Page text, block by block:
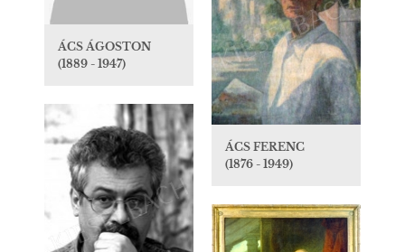
ÁCS ÁGOSTON
(1889 - 1947)
ÁCS FERENC
(1876 - 1949)